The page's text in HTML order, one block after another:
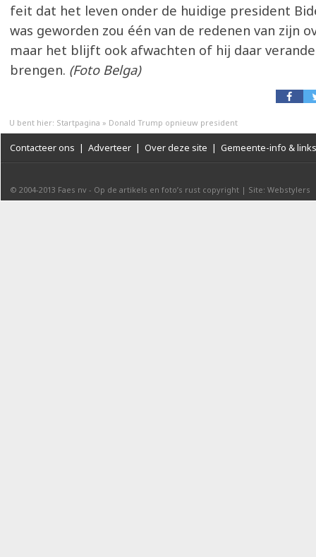
feit dat het leven onder de huidige president
was geworden zou één van de redenen van zijn
maar het blijft ook afwachten of hij daar
brengen. (Foto Belga)
U bent hier: Startpagina » Donald Trump opnieuw president
Contacteer ons | Adverteer | Over deze site | Gemeente-info & links
© 2004-2013 Faes nv - Op de artikels en foto’s rust copyright | Site: Webstylers